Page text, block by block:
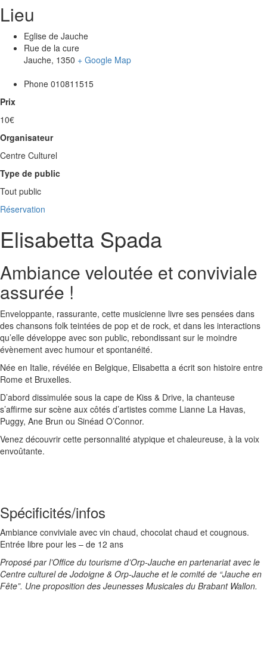
Lieu
Eglise de Jauche
Rue de la cure
Jauche, 1350 + Google Map
Phone 010811515
Prix
10€
Organisateur
Centre Culturel
Type de public
Tout public
Réservation
Elisabetta Spada
Ambiance veloutée et conviviale
assurée !
Enveloppante, rassurante, cette musicienne livre ses pensées dans
des chansons folk teintées de pop et de rock, et dans les interactions
qu’elle développe avec son public, rebondissant sur le moindre
évènement avec humour et spontanéité.
Née en Italie, révélée en Belgique, Elisabetta a écrit son histoire entre
Rome et Bruxelles.
D’abord dissimulée sous la cape de Kiss & Drive, la chanteuse
s’affirme sur scène aux côtés d’artistes comme Lianne La Havas,
Puggy, Ane Brun ou Sinéad O’Connor.
Venez découvrir cette personnalité atypique et chaleureuse, à la voix
envoûtante.
Spécificités/infos
Ambiance conviviale avec vin chaud, chocolat chaud et cougnous.
Entrée libre pour les – de 12 ans
Proposé par l’Office du tourisme d’Orp-Jauche en partenariat avec le
Centre culturel de Jodoigne & Orp-Jauche et le comité de “Jauche en
Fête”. Une proposition des Jeunesses Musicales du Brabant Wallon.